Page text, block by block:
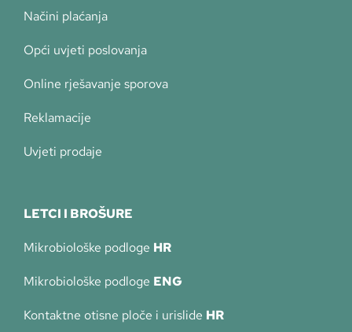
Načini plaćanja
Opći uvjeti poslovanja
Online rješavanje sporova
Reklamacije
Uvjeti prodaje
LETCI I BROŠURE
Mikrobiološke podloge HR
Mikrobiološke podloge ENG
Kontaktne otisne ploče i urislide HR